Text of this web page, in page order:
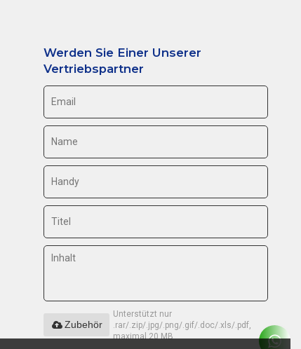
Werden Sie Einer Unserer
Vertriebspartner
Unterstützt nur
.rar/.zip/.jpg/.png/.gif/.doc/.xls/.pdf,
maximal 20 MB
Zubehör